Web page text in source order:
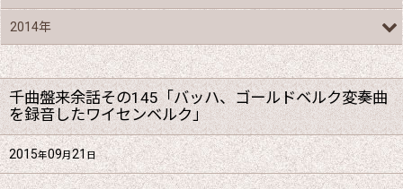
千曲盤来余話その145「バッハ、ゴールドベルク変奏曲
を録音したワイセンベルク」
2015年09月21日
2014年